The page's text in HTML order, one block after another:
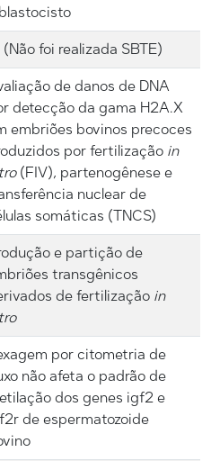
foi realizada SBTE)
de danos de DNA
detecção da gama H2A.X
embriões bovinos precoces
por fertilização in
(FIV), partenogênese e
nuclear de
somáticas (TNCS)
e partição de
transgênicos
de fertilização in
por citometria de
não afeta o padrão de
dos genes igf2 e
de espermatozoide